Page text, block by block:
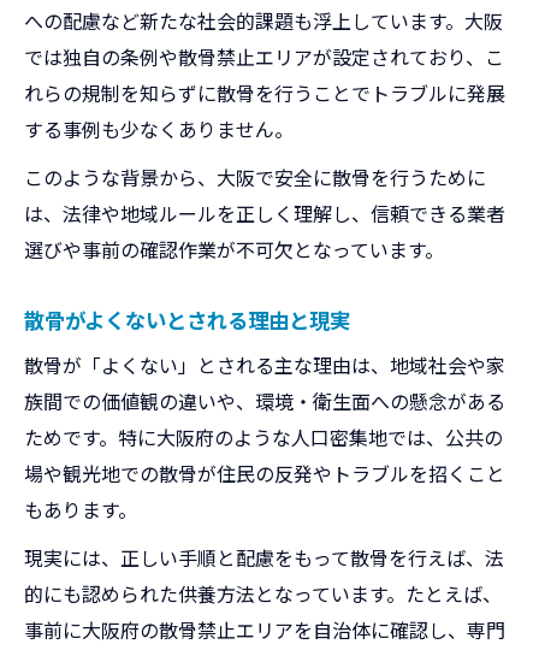
への配慮など新たな社会的課題も浮上しています。大阪
では独自の条例や散骨禁止エリアが設定されており、こ
れらの規制を知らずに散骨を行うことでトラブルに発展
する事例も少なくありません。
このような背景から、大阪で安全に散骨を行うために
は、法律や地域ルールを正しく理解し、信頼できる業者
選びや事前の確認作業が不可欠となっています。
散骨がよくないとされる理由と現実
散骨が「よくない」とされる主な理由は、地域社会や家
族間での価値観の違いや、環境・衛生面への懸念がある
ためです。特に大阪府のような人口密集地では、公共の
場や観光地での散骨が住民の反発やトラブルを招くこと
もあります。
現実には、正しい手順と配慮をもって散骨を行えば、法
的にも認められた供養方法となっています。たとえば、
事前に大阪府の散骨禁止エリアを自治体に確認し、専門